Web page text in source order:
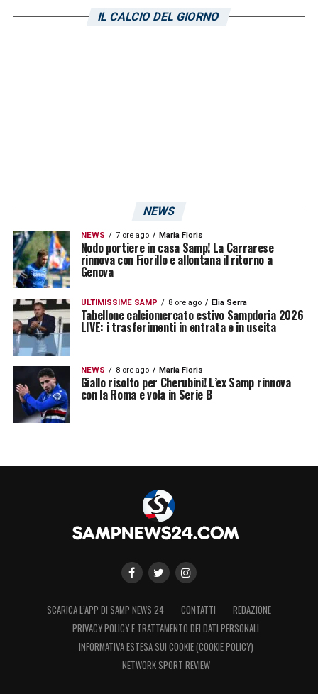
Sampdoria Women che ha lanciato
anche per le bambine che tra qualche anno
si affacceranno a un calcio più facile.
Vogliamo aprire loro tutte le porte».
LA PLAYLIST DELLE NOSTRE TOP NEWS
IL CALCIO DEL GIORNO
NEWS
NEWS 7 ore ago Maria Floris
Nodo portiere in casa Samp! La Carrarese
rinnova con Fiorillo e allontana il ritorno a
Genova
ULTIMISSIME SAMP 8 ore ago Elia Serra
Tabellone calciomercato estivo Sampdoria 2026
LIVE: i trasferimenti in entrata e in uscita
NEWS 8 ore ago Maria Floris
Giallo risolto per Cherubini! L’ex Samp rinnova
con la Roma e vola in Serie B
SCARICA L’APP DI SAMP NEWS 24 CONTATTI
REDAZIONE
PRIVACY POLICY E TRATTAMENTO DEI DATI PERSONALI
INFORMATIVA ESTESA SUI COOKIE (COOKIE POLICY)
NETWORK SPORT REVIEW